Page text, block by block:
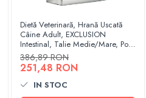
Dietă Veterinară, Hrană Uscată
Câine Adult, EXCLUSION
Intestinal, Talie Medie/Mare, Porc
și Orez, 12kg
386,89 RON
251,48 RON
IN STOC